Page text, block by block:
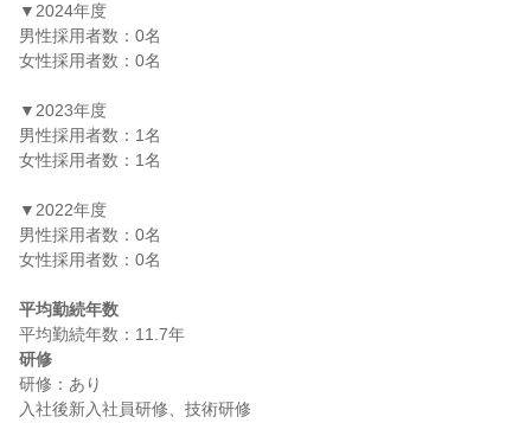
▼2024年度
男性採用者数：0名
女性採用者数：0名
▼2023年度
男性採用者数：1名
女性採用者数：1名
▼2022年度
男性採用者数：0名
女性採用者数：0名
平均勤続年数
研修
研修：あり